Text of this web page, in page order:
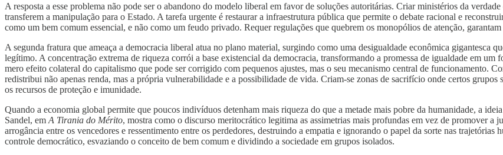
A resposta a esse problema não pode ser o abandono do modelo liberal em favor de soluções autoritárias. Criar ministérios da
transferem a manipulação para o Estado. A tarefa urgente é restaurar a infraestrutura pública que permite o debate racional e
como um bem comum essencial, e não como um feudo privado. Requer regulações que quebrem os monopólios de atenção,
A segunda fratura que ameaça a democracia liberal atua no plano material, surgindo como uma desigualdade econômica gigantesca
legítimo. A concentração extrema de riqueza corrói a base existencial da democracia, transformando a promessa de igualdade em
mero efeito colateral do capitalismo que pode ser corrigido com pequenos ajustes, mas o seu mecanismo central de funcionamento.
redistribui não apenas renda, mas a própria vulnerabilidade e a possibilidade de vida. Criam-se zonas de sacrifício onde certos
os recursos de proteção e imunidade.
Quando a economia global permite que poucos indivíduos detenham mais riqueza do que a metade mais pobre da humanidade, a
Sandel, em A Tirania do Mérito, mostra como o discurso meritocrático legitima as assimetrias mais profundas em vez de promover a
arrogância entre os vencedores e ressentimento entre os perdedores, destruindo a empatia e ignorando o papel da sorte nas
controle democrático, esvaziando o conceito de bem comum e dividindo a sociedade em grupos isolados.